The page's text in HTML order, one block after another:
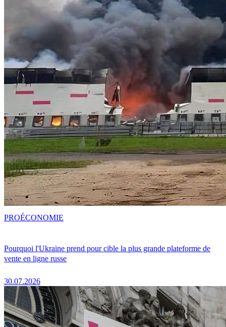
Pourquoi l'Ukraine prend pour cible la plus grande plateforme de
vente en ligne russe
30.07.2026
PROÉCONOMIE